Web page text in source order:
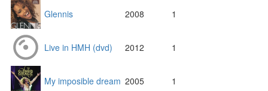
Glennis 2008 1
Live in HMH (dvd) 2012 1
My imposible dream 2005 1